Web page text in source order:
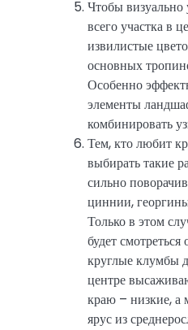
Чтобы
всего участка в
извилистые
основных
Особенно
элементы
комбинировать
Тем, кто любит
выбирать такие
сильно
циннии,
Только в этом
будет
круглые клумбы
центре
краю – низкие, а
ярус из